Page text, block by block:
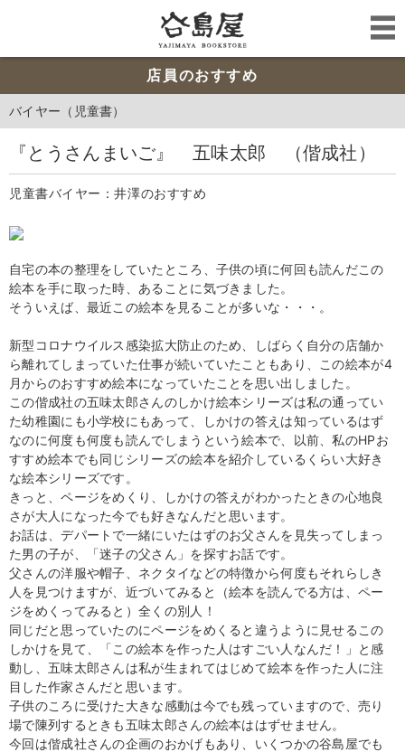
店員のおすすめ
バイヤー（児童書）
『とうさんまいご』 五味太郎 （偕成社）
児童書バイヤー：井澤のおすすめ
自宅の本の整理をしていたところ、子供の頃に何回も読んだこの
絵本を手に取った時、あることに気づきました。
そういえば、最近この絵本を見ることが多いな・・・。
新型コロナウイルス感染拡大防止のため、しばらく自分の店舗か
ら離れてしまっていた仕事が続いていたこともあり、この絵本が4
月からのおすすめ絵本になっていたことを思い出しました。
この偕成社の五味太郎さんのしかけ絵本シリーズは私の通ってい
た幼稚園にも小学校にもあって、しかけの答えは知っているはず
なのに何度も何度も読んでしまうという絵本で、以前、私のHPお
すすめ絵本でも同じシリーズの絵本を紹介しているくらい大好き
な絵本シリーズです。
きっと、ページをめくり、しかけの答えがわかったときの心地良
さが大人になった今でも好きなんだと思います。
お話は、デパートで一緒にいたはずのお父さんを見失ってしまっ
た男の子が、「迷子の父さん」を探すお話です。
父さんの洋服や帽子、ネクタイなどの特徴から何度もそれらしき
人を見つけますが、近づいてみると（絵本を読んでる方は、ペー
ジをめくってみると）全くの別人！
同じだと思っていたのにページをめくると違うように見せるこの
しかけを見て、「この絵本を作った人はすごい人なんだ！」と感
動し、五味太郎さんは私が生まれてはじめて絵本を作った人に注
目した作家さんだと思います。
子供のころに受けた大きな感動は今でも残っていますので、売り
場で陳列するときも五味太郎さんの絵本ははずせません。
今回は偕成社さんの企画のおかげもあり、いくつかの谷島屋でも